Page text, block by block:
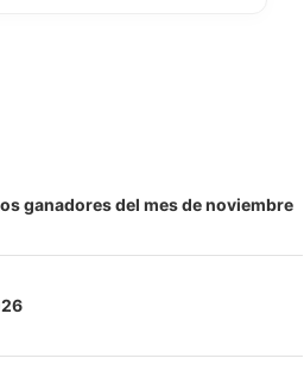
ganadores del mes de noviembre